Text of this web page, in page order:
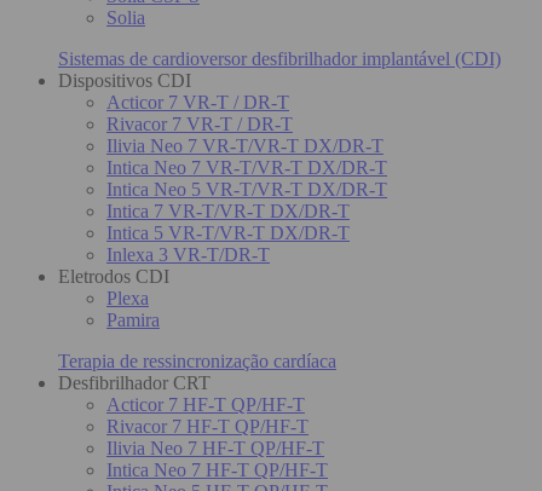
Solia
Sistemas de cardioversor desfibrilhador implantável (CDI)
Dispositivos CDI
Acticor 7 VR-T / DR-T
Rivacor 7 VR-T / DR-T
Ilivia Neo 7 VR-T/VR-T DX/DR-T
Intica Neo 7 VR-T/VR-T DX/DR-T
Intica Neo 5 VR-T/VR-T DX/DR-T
Intica 7 VR-T/VR-T DX/DR-T
Intica 5 VR-T/VR-T DX/DR-T
Inlexa 3 VR-T/DR-T
Eletrodos CDI
Plexa
Pamira
Terapia de ressincronização cardíaca
Desfibrilhador CRT
Acticor 7 HF-T QP/HF-T
Rivacor 7 HF-T QP/HF-T
Ilivia Neo 7 HF-T QP/HF-T
Intica Neo 7 HF-T QP/HF-T